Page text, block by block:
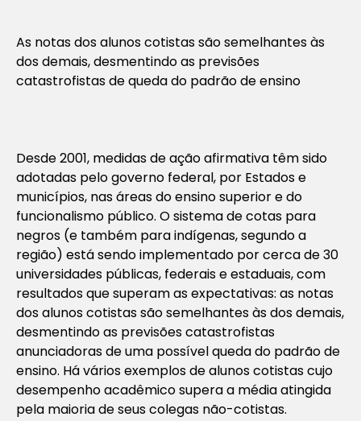
As notas dos alunos cotistas são semelhantes às
dos demais, desmentindo as previsões
catastrofistas de queda do padrão de ensino
Desde 2001, medidas de ação afirmativa têm sido
adotadas pelo governo federal, por Estados e
municípios, nas áreas do ensino superior e do
funcionalismo público. O sistema de cotas para
negros (e também para indígenas, segundo a
região) está sendo implementado por cerca de 30
universidades públicas, federais e estaduais, com
resultados que superam as expectativas: as notas
dos alunos cotistas são semelhantes às dos demais,
desmentindo as previsões catastrofistas
anunciadoras de uma possível queda do padrão de
ensino. Há vários exemplos de alunos cotistas cujo
desempenho acadêmico supera a média atingida
pela maioria de seus colegas não-cotistas.